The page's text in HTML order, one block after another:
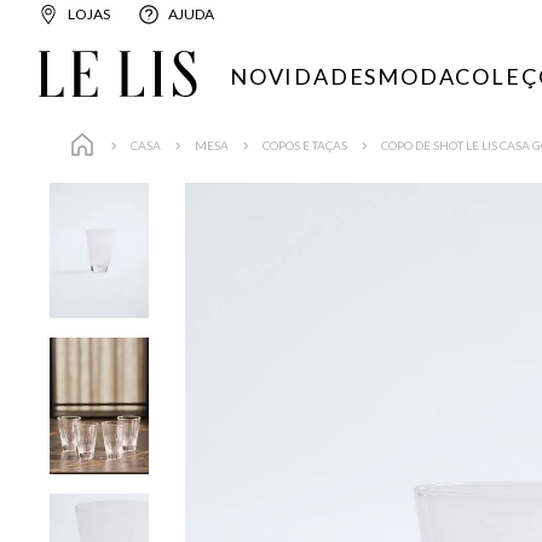
LOJAS AJUDA
NOVIDADESMODA
CASA MESA COPOS E TAÇAS COPO DE SHOT LE LIS CASA